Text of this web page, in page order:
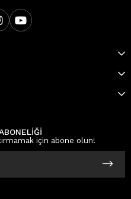
için abone olun!